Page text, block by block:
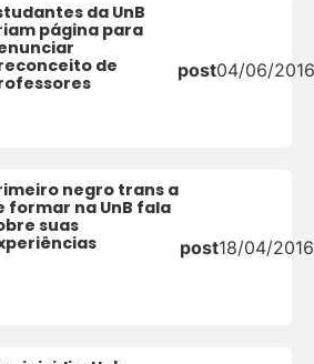
da UnB
página para
de
post04/06/
negro trans a
formar na UnB fala
suas
post18/04/2016